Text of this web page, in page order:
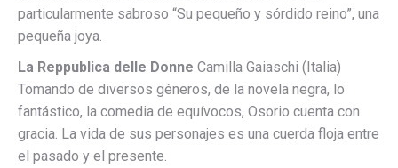
particularmente sabroso “Su pequeño y sórdido reino”, una
pequeña joya.
La Reppublica delle Donne Camilla Gaiaschi (Italia)
Tomando de diversos géneros, de la novela negra, lo
fantástico, la comedia de equívocos, Osorio cuenta con
gracia. La vida de sus personajes es una cuerda floja entre
el pasado y el presente.